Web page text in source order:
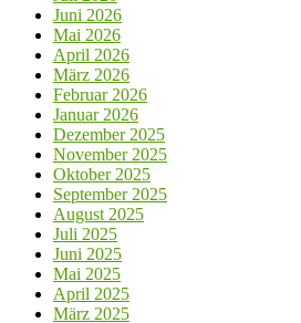
Juni 2026
Mai 2026
April 2026
März 2026
Februar 2026
Januar 2026
Dezember 2025
November 2025
Oktober 2025
September 2025
August 2025
Juli 2025
Juni 2025
Mai 2025
April 2025
März 2025